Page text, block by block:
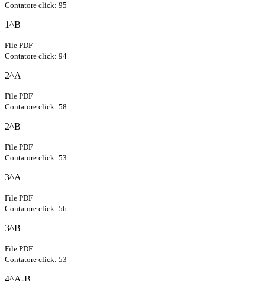
Contatore click: 95
1^B
File PDF
Contatore click: 94
2^A
File PDF
Contatore click: 58
2^B
File PDF
Contatore click: 53
3^A
File PDF
Contatore click: 56
3^B
File PDF
Contatore click: 53
4^A-B